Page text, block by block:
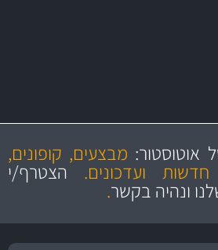
מחירים
הוגנים
והיצע מוצרים איכותי
מבצעים, קופונים,
ועדכונים.הצטרף/י
ונהיה בקשר.